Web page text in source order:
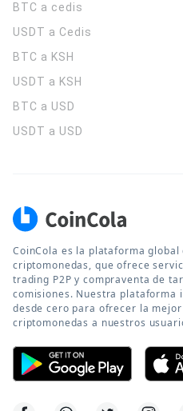
BTC a cedis
USDT a Cedis
BTC a KSH
USDT a KSH
BTC a USD
USDT a USD
CoinCola es la plataforma
criptomonedas, que ofrece
trading P2P y compraventa de
comisiones. Nuestra plataforma
desde cero para ofrecer la
criptomonedas a nuestros